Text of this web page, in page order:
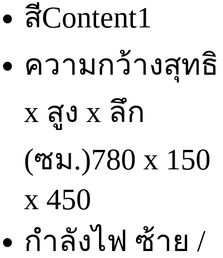
สีContent1
ความกว้างสุทธิ
x สูง x ลึก
(ซม.)780 x 150
x 450
กำลังไฟ ซ้าย /